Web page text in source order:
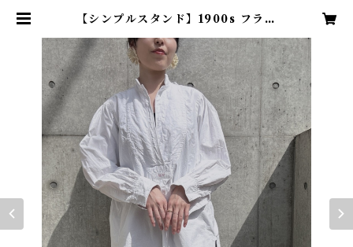
【シンプルスタンド】1900s フラン
NN vintage